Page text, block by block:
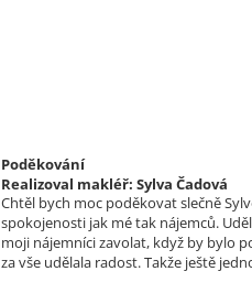
Poděkování
Realizoval makléř: Sylva Čadová
Chtěl bych moc poděkovat slečně
spokojenosti jak mé tak nájemců.
moji nájemníci zavolat, když by bylo
za vše udělala radost. Takže ještě